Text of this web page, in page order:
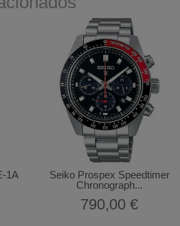
1A
Seiko Prospex Speedtimer
Chronograph...
790,00 €